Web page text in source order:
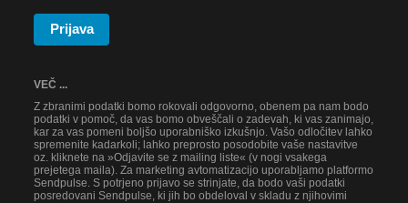
Prijava
VEČ ...
Z zbranimi podatki bomo rokovali odgovorno, obenem pa nam bodo
podatki v pomoč, da vas bomo obveščali o zadevah, ki vas zanimajo,
kar za vas pomeni boljšo uporabniško izkušnjo. Vašo odločitev lahko
spremenite kadarkoli; lahko preprosto posodobite vaše nastavitve
oz. kliknete na »Odjavite se z mailing liste« (v nogi vsakega
prejetega maila). Za marketing avtomatizacijo uporabljamo platformo
Sendpulse. S potrjeno prijavo se strinjate, da bodo vaši podatki
posredovani Sendpulse, ki jih bo obdeloval v skladu z njihovimi